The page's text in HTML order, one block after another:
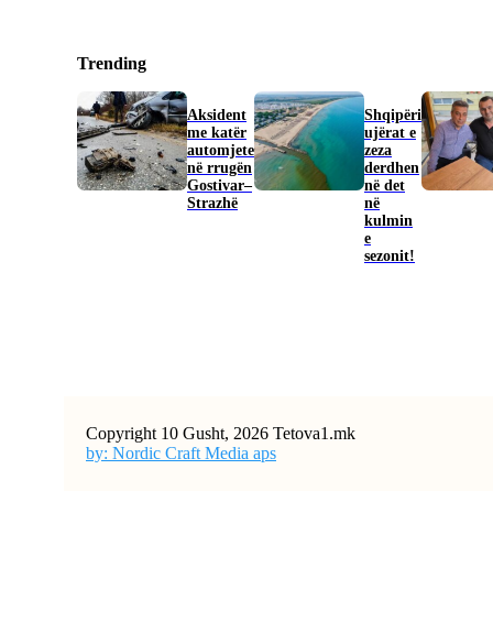
Trending
Aksident
me katër
automjete
në rrugën
Gostivar–
Strazhë
Shqipëri
ujërat e
zeza
derdhen
në det
në
kulmin
e
sezonit!
Copyright 10 Gusht, 2026 Tetova1.mk
by: Nordic Craft Media aps